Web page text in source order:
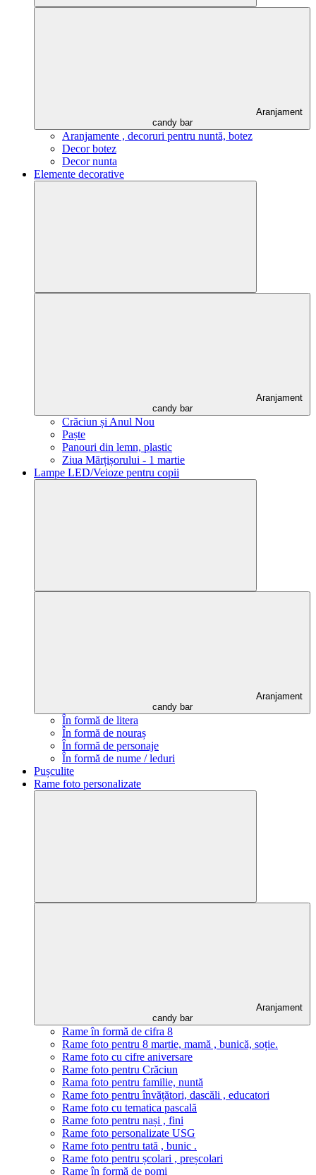
Aranjament
candy bar
Aranjamente , decoruri pentru nuntă, botez
Decor botez
Decor nunta
Elemente decorative
Aranjament
candy bar
Crăciun și Anul Nou
Paște
Panouri din lemn, plastic
Ziua Mărțișorului - 1 martie
Lampe LED/Veioze pentru copii
Aranjament
candy bar
În formă de litera
În formă de nouraș
În formă de personaje
În formă de nume / leduri
Pușculite
Rame foto personalizate
Aranjament
candy bar
Rame în formă de cifra 8
Rame foto pentru 8 martie, mamă , bunică, soție.
Rame foto cu cifre aniversare
Rame foto pentru Crăciun
Rama foto pentru familie, nuntă
Rame foto pentru învățători, dascăli , educatori
Rame foto cu tematica pascală
Rame foto pentru nași , fini
Rame foto personalizate USG
Rame foto pentru tată , bunic .
Rame foto pentru școlari , preșcolari
Rame în formă de pomi